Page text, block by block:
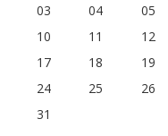
03
04 05
10
11 12
17
18 19
24
25 26
31